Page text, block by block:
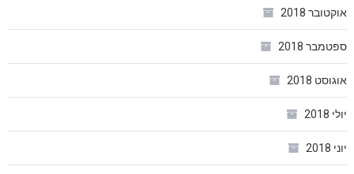
אוקטובר 2018
ספטמבר 2018
אוגוסט 2018
יולי 2018
יוני 2018